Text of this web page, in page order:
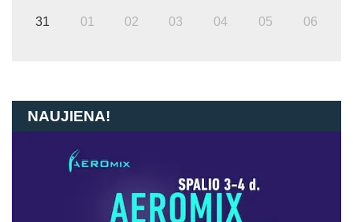
31 01 02 03 04 05 06
NAUJIENA!